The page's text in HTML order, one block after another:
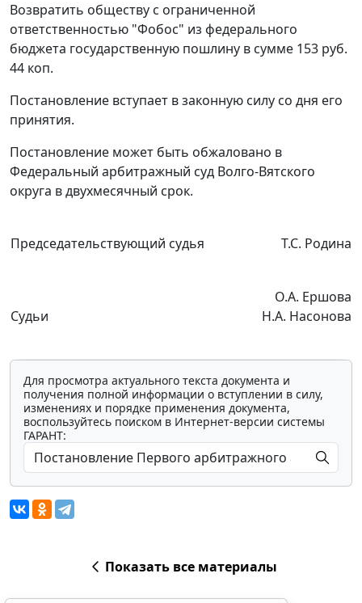
Возвратить обществу с ограниченной
ответственностью "Фобос" из федерального
бюджета государственную пошлину в сумме 153 руб.
44 коп.
Постановление вступает в законную силу со дня его
принятия.
Постановление может быть обжаловано в
Федеральный арбитражный суд Волго-Вятского
округа в двухмесячный срок.
Председательствующий судья Т.С. Родина
Судьи
О.А. Ершова
Н.А. Насонова
Для просмотра актуального текста документа и
получения полной информации о вступлении в силу,
изменениях и порядке применения документа,
воспользуйтесь поиском в Интернет-версии системы
ГАРАНТ:
Показать все материалы